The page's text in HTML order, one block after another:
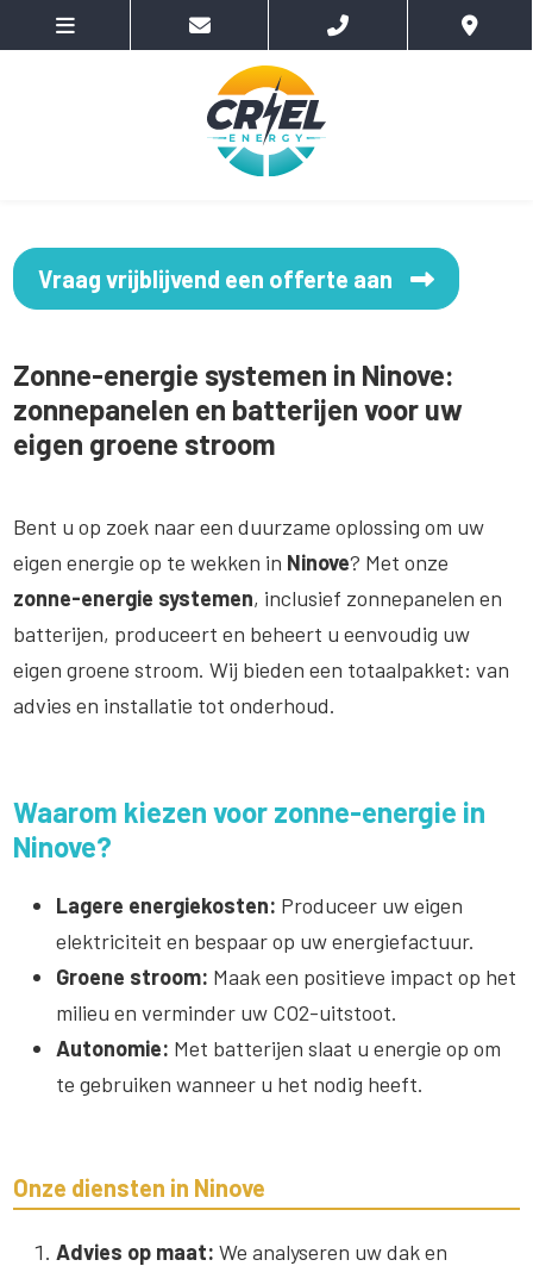
Vraag vrijblijvend een offerte aan
Zonne-energie systemen in Ninove:
zonnepanelen en batterijen voor uw
eigen groene stroom
Bent u op zoek naar een duurzame oplossing om uw
eigen energie op te wekken in Ninove? Met onze
zonne-energie systemen, inclusief zonnepanelen en
batterijen, produceert en beheert u eenvoudig uw
eigen groene stroom. Wij bieden een totaalpakket: van
advies en installatie tot onderhoud.
Waarom kiezen voor zonne-energie in
Ninove?
Lagere energiekosten: Produceer uw eigen
elektriciteit en bespaar op uw energiefactuur.
Groene stroom: Maak een positieve impact op het
milieu en verminder uw CO2-uitstoot.
Autonomie: Met batterijen slaat u energie op om
te gebruiken wanneer u het nodig heeft.
Onze diensten in Ninove
Advies op maat: We analyseren uw dak en